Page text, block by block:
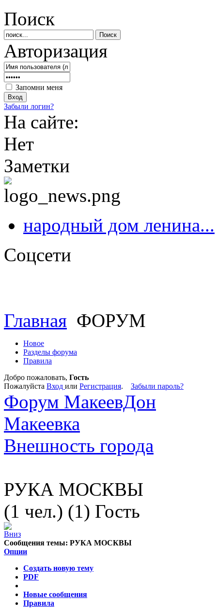
Поиск
Авторизация
Запомни меня
Забыли логин?
На сайте:
Нет
Заметки
народный дом ленина...
Соцсети
Главная ФОРУМ
Новое
Разделы форума
Правила
Добро пожаловать, Гость
Пожалуйста Вход или Регистрация. Забыли пароль?
Форум МакеевДон
Макеевка
Внешность города
РУКА МОСКВЫ
(1 чел.) (1) Гость
Сообщения темы: РУКА МОСКВЫ
Опции
Создать новую тему
PDF
Новые сообщения
Правила